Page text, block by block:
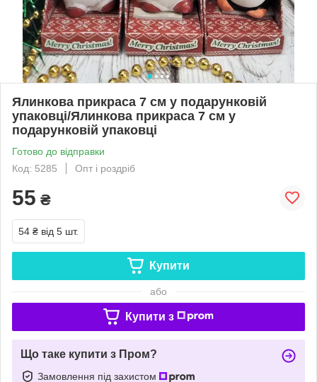
Ялинкова прикраса 7 см у подарунковій
упаковці/Ялинкова прикраса 7 см у
подарунковій упаковці
Готово до відправки
Код: 5285
Опт і роздріб
55 ₴
54 ₴ від 5 шт.
Купити
або
Купити з
Що таке купити з Пром?
Замовлення під захистом